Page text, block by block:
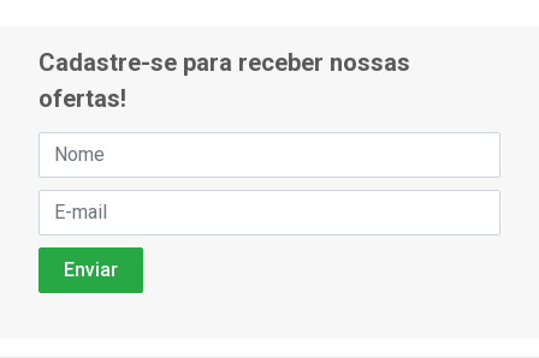
Cadastre-se para receber nossas
ofertas!